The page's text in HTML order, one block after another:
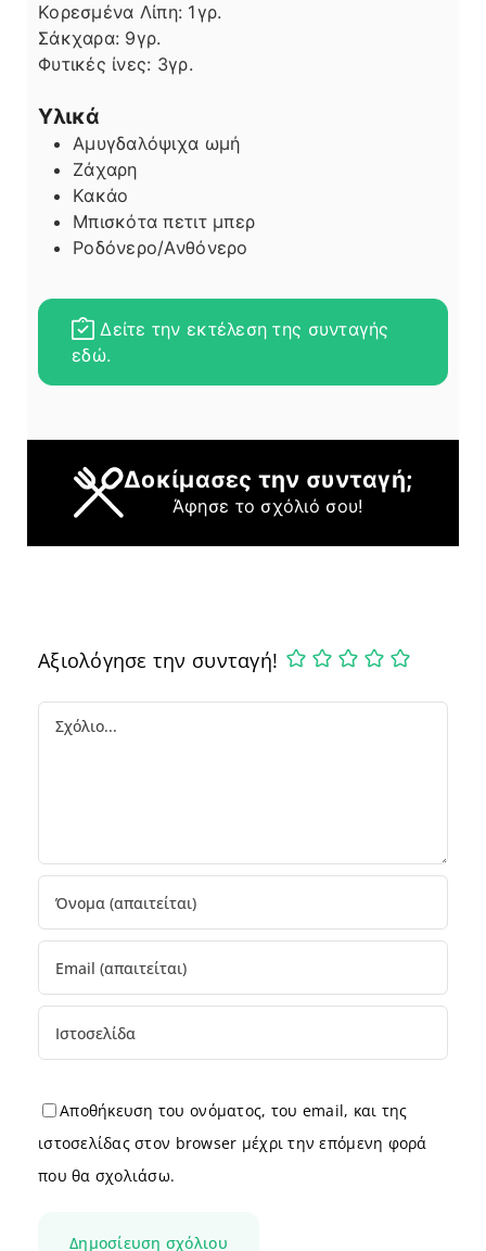
Κορεσμένα Λίπη: 1γρ.
Σάκχαρα: 9γρ.
Φυτικές ίνες: 3γρ.
Υλικά
Αμυγδαλόψιχα ωμή
Ζάχαρη
Κακάο
Μπισκότα πετιτ μπερ
Ροδόνερο/Ανθόνερο
Δείτε την εκτέλεση της συνταγής
εδώ.
Δοκίμασες την συνταγή;
Άφησε το σχόλιό σου!
Αξιολόγησε την συνταγή!
Comment
Αποθήκευση του ονόματος, του email, και της
ιστοσελίδας στον browser μέχρι την επόμενη φορά
που θα σχολιάσω.